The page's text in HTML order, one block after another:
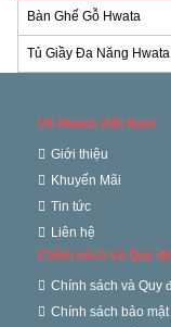
Bàn Ghế Gỗ Hwata
Tủ Giầy Đa Năng Hwata
Về Hwata Việt Nam
Giới thiệu
Khuyến Mãi
Tin tức
Liên hệ
Chính sách và Quy
Chính sách và Quy
Chính sách bảo mật